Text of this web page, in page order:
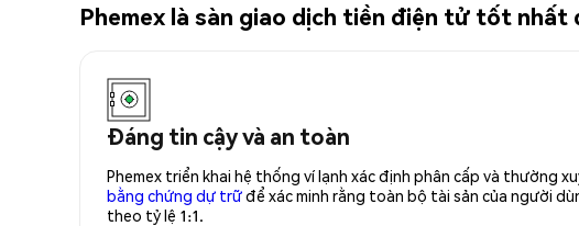
Phemex là sàn giao dịch tiền điện tử tốt nhất
Đáng tin cậy và an toàn
Phemex triển khai hệ thống ví lạnh xác định phân cấp và thường
bằng chứng dự trữđể xác minh rằng toàn bộ tài sản của người
theo tỷ lệ 1:1.